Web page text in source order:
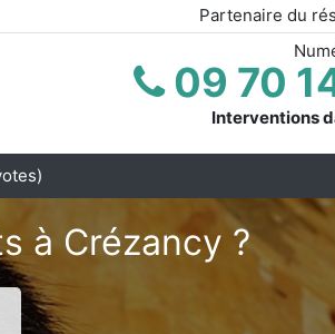
Partenaire du
09 70
Interventions
à Crézancy ?